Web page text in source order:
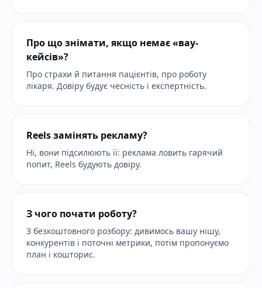
Про що знімати, якщо немає «вау-
кейсів»?
Про страхи й питання пацієнтів, про роботу
лікаря. Довіру будує чесність і експертність.
Reels замінять рекламу?
Ні, вони підсилюють її: реклама ловить гарячий
попит, Reels будують довіру.
З чого почати роботу?
З безкоштовного розбору: дивимось вашу нішу,
конкурентів і поточні метрики, потім пропонуємо
план і кошторис.